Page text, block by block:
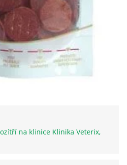
na klinice Klinika Veterix,